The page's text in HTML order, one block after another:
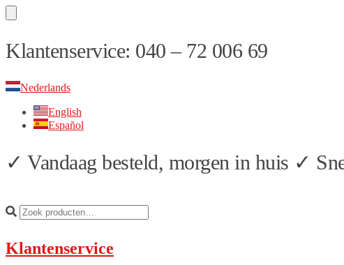
Skip
to
Skip
to
Klantenservice: 040 – 72 006 69
Nederlands
English
Español
✓ Vandaag besteld, morgen in huis ✓
Klantenservice